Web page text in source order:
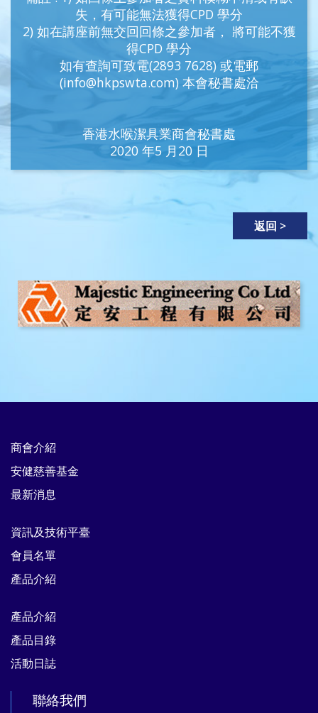
失，有可能無法獲得CPD 學分
2) 如在講座前無交回回條之參加者， 將可能不獲
得CPD 學分
如有查詢可致電(2893 7628) 或電郵
(info@hkpswta.com) 本會秘書處洽
香港水喉潔具業商會秘書處
2020 年5 月20 日
返回 >
商會介紹
安健慈善基金
最新消息
資訊及技術平臺
會員名單
產品介紹
產品介紹
產品目錄
活動日誌
聯絡我們